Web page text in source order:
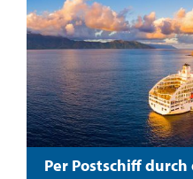
Per Postschiff durch